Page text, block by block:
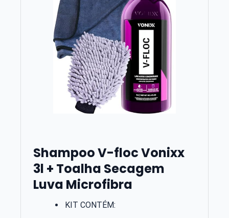
Shampoo V-floc Vonixx
3l + Toalha Secagem
Luva Microfibra
KIT CONTÉM: